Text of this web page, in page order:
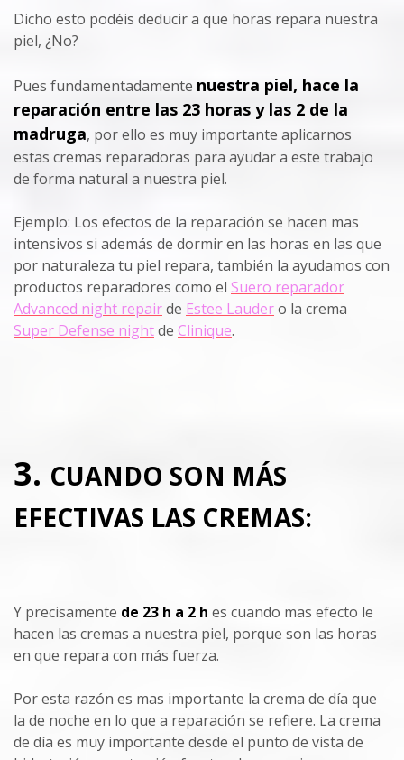
Dicho esto podéis deducir a que horas repara nuestra
piel, ¿No?
Pues fundamentadamente nuestra piel, hace la
reparación entre las 23 horas y las 2 de la
madruga, por ello es muy importante aplicarnos
estas cremas reparadoras para ayudar a este trabajo
de forma natural a nuestra piel.
Ejemplo: Los efectos de la reparación se hacen mas
intensivos si además de dormir en las horas en las que
por naturaleza tu piel repara, también la ayudamos con
productos reparadores como el Suero reparador
Advanced night repairde Estee Laudero la crema
Super Defense nightde Clinique.
3. CUANDO SON MÁS
EFECTIVAS LAS CREMAS:
Y precisamente de 23 h a 2 h es cuando mas efecto le
hacen las cremas a nuestra piel, porque son las horas
en que repara con más fuerza.
Por esta razón es mas importante la crema de día que
la de noche en lo que a reparación se refiere. La crema
de día es muy importante desde el punto de vista de